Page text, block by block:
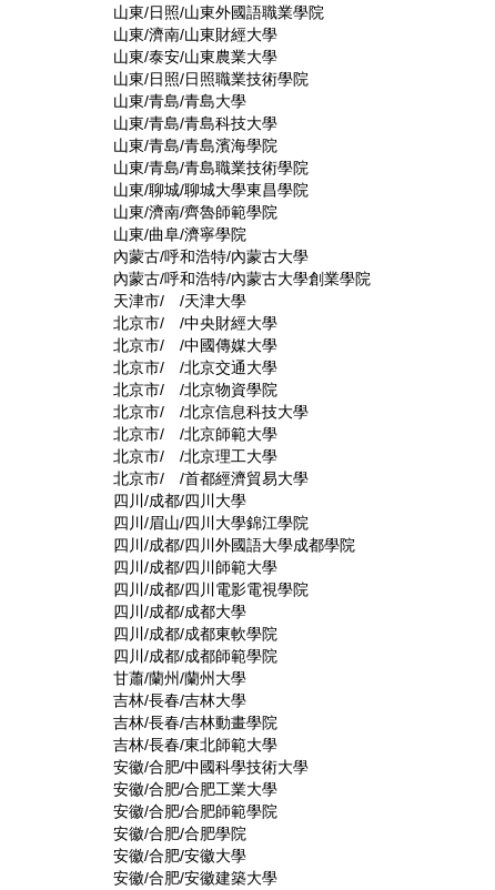
山東/日照/山東外國語職業學院
山東/濟南/山東財經大學
山東/泰安/山東農業大學
山東/日照/日照職業技術學院
山東/青島/青島大學
山東/青島/青島科技大學
山東/青島/青島濱海學院
山東/青島/青島職業技術學院
山東/聊城/聊城大學東昌學院
山東/濟南/齊魯師範學院
山東/曲阜/濟寧學院
內蒙古/呼和浩特/內蒙古大學
內蒙古/呼和浩特/內蒙古大學創業學院
天津市/ /天津大學
北京市/ /中央財經大學
北京市/ /中國傳媒大學
北京市/ /北京交通大學
北京市/ /北京物資學院
北京市/ /北京信息科技大學
北京市/ /北京師範大學
北京市/ /北京理工大學
北京市/ /首都經濟貿易大學
四川/成都/四川大學
四川/眉山/四川大學錦江學院
四川/成都/四川外國語大學成都學院
四川/成都/四川師範大學
四川/成都/四川電影電視學院
四川/成都/成都大學
四川/成都/成都東軟學院
四川/成都/成都師範學院
甘蕭/蘭州/蘭州大學
吉林/長春/吉林大學
吉林/長春/吉林動畫學院
吉林/長春/東北師範大學
安徽/合肥/中國科學技術大學
安徽/合肥/合肥工業大學
安徽/合肥/合肥師範學院
安徽/合肥/合肥學院
安徽/合肥/安徽大學
安徽/合肥/安徽建築大學